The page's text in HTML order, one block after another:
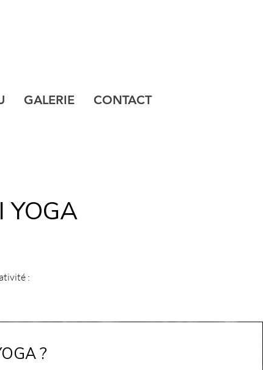
GALERIE CONTACT
YOGA
:
?